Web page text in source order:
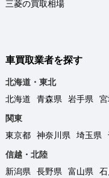
三菱の買取相場
車買取業者を探す
北海道・東北
北海道
青森県 岩手県
関東
東京都
神奈川県 埼玉県
信越・北陸
新潟県
長野県 富山県